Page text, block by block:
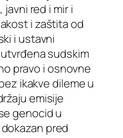
red i mir i
i zaštita od
i ustavni
sudskim
pravo i osnovne
ikakve dileme u
emisije
genocid u
pred